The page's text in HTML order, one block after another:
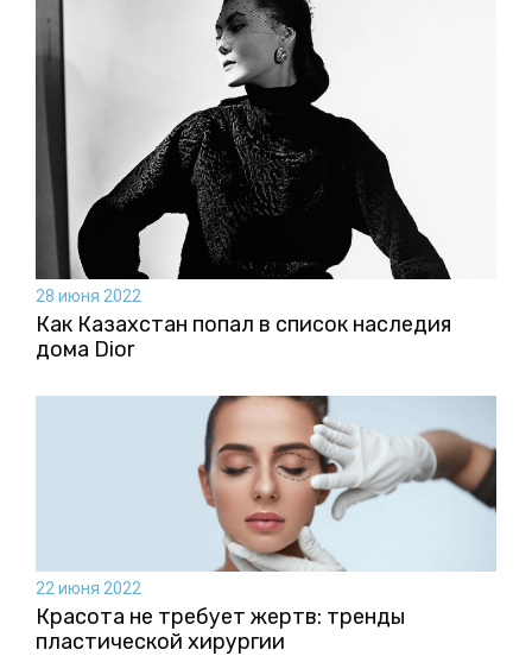
28 июня 2022
Как Казахстан попал в список наследия
дома Dior
22 июня 2022
Красота не требует жертв: тренды
пластической хирургии